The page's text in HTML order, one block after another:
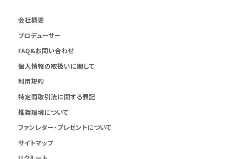
会社概要
プロデューサー
FAQ&お問い合わせ
個人情報の取扱いに関して
利用規約
特定商取引法に関する表記
推奨環境について
ファンレター・プレゼントについて
サイトマップ